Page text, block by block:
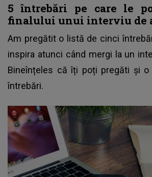
5 întrebări pe care le
finalului unui interviu de
Am pregătit o listă de cinci
inspira atunci când mergi la un
Bineînțeles că îți poți pregăti și
întrebări.